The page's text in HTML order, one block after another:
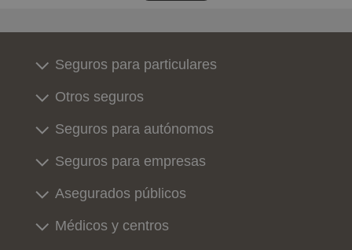
Seguros para particulares
Otros seguros
Seguros para autónomos
Seguros para empresas
Asegurados públicos
Médicos y centros